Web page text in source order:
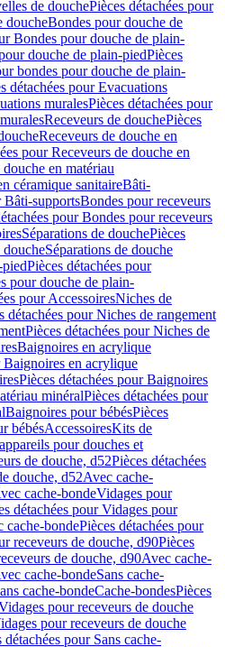
de douchePièces détachées pour
doucheBondes pour douche de
Bondes pour douche de plain-
douche de plain-piedPièces
bondes pour douche de plain-
détachées pour Evacuations
muralesPièces détachées pour
Receveurs de douchePièces
Receveurs de douche en
pour Receveurs de douche en
en matériau
céramique sanitaireBâti-
Bâti-supportsBondes pour receveurs
pour Bondes pour receveurs
Séparations de douchePièces
doucheSéparations de douche
Pièces détachées pour
pour douche de plain-
pour AccessoiresNiches de
détachées pour Niches de rangement
Pièces détachées pour Niches de
Baignoires en acrylique
Baignoires en acrylique
Pièces détachées pour Baignoires
minéralPièces détachées pour
Baignoires pour bébésPièces
bébésAccessoiresKits de
pour douches et
de douche, d52Pièces détachées
douche, d52Avec cache-
cache-bondeVidages pour
détachées pour Vidages pour
cache-bondePièces détachées pour
receveurs de douche, d90Pièces
de douche, d90Avec cache-
cache-bondeSans cache-
cache-bondeCache-bondesPièces
pour receveurs de douche
pour receveurs de douche
détachées pour Sans cache-